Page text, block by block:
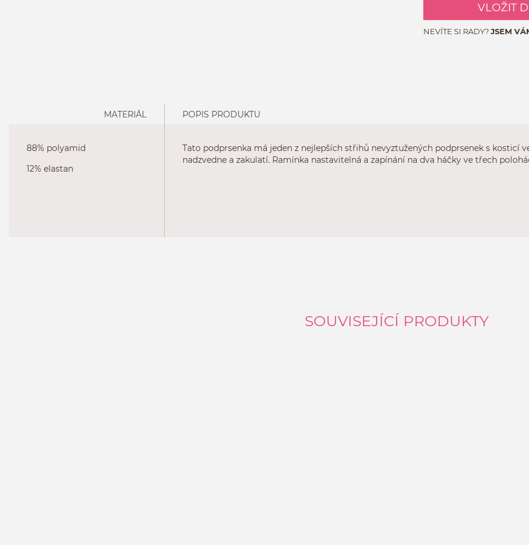
VLOŽIT
NEVÍTE SI RADY?JSEM
MATERIÁL
88% polyamid
12% elastan
POPIS PRODUKTU
Tato podprsenka má jeden z nejlepších střihů nevyztužených podprsenek s kosticí
nadzvedne a zakulatí. Ramínka nastavitelná a zapínání na dva háčky ve třech
SOUVISEJÍCÍ PRODUKTY